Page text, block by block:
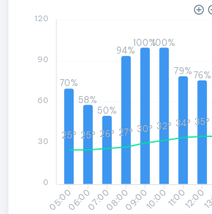
05:0006:0007:0008:0009:0010:0011:0012:00
70%
58%
50%
94%
100%100%
79%76%
25° 25° 26° 27° 30° 32° 34° 35°
120
90
60
30
0